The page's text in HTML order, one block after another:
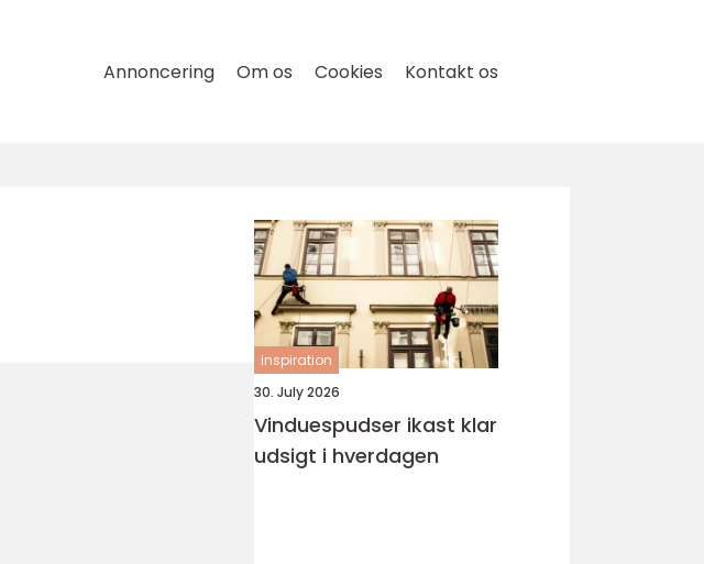
Annoncering Om os Cookies Kontakt os
inspiration
30. July 2026
Vinduespudser ikast klar
udsigt i hverdagen